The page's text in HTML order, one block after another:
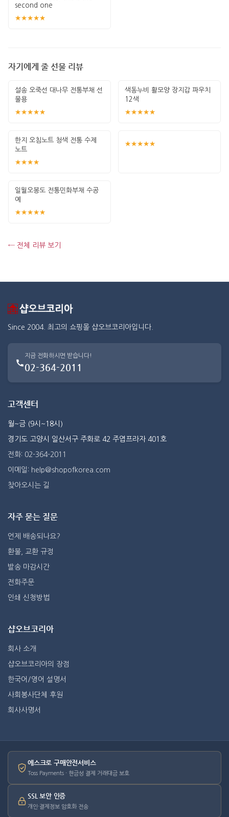
second one
★★★★★
자기에게 줄 선물 리뷰
설송 오죽선 대나무 전통부채 선
물용
★★★★★
색동누비 활모양 장지갑 파우치
12색
★★★★★
한지 오침노트 청색 전통 수제
노트
★★★★
★★★★★
일월오봉도 전통민화부채 수공
예
★★★★★
← 전체 리뷰 보기
Since 2004. 최고의 쇼핑몰 샵오브코리아입니다.
지금 전화하시면 받습니다!
02-364-2011
고객센터
월~금 (9시~18시)
경기도 고양시 일산서구 주화로 42 주엽프라자 401호
전화: 02-364-2011
이메일: help@shopofkorea.com
찾아오시는 길
자주 묻는 질문
언제 배송되나요?
환불, 교환 규정
발송 마감시간
전화주문
인쇄 신청방법
샵오브코리아
회사 소개
샵오브코리아의 장점
한국어/영어 설명서
사회봉사단체 후원
회사사명서
에스크로 구매안전서비스
Toss Payments · 현금성 결제 거래대금 보호
SSL 보안 인증
개인·결제정보 암호화 전송